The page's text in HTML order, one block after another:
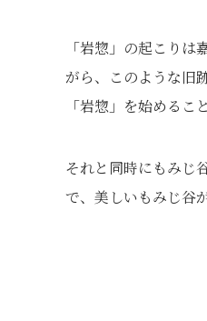
「岩惣」の起こり
がら、このような旧
「岩惣」を始めるこ
それと同時にもみじ
で、美しいもみじ谷